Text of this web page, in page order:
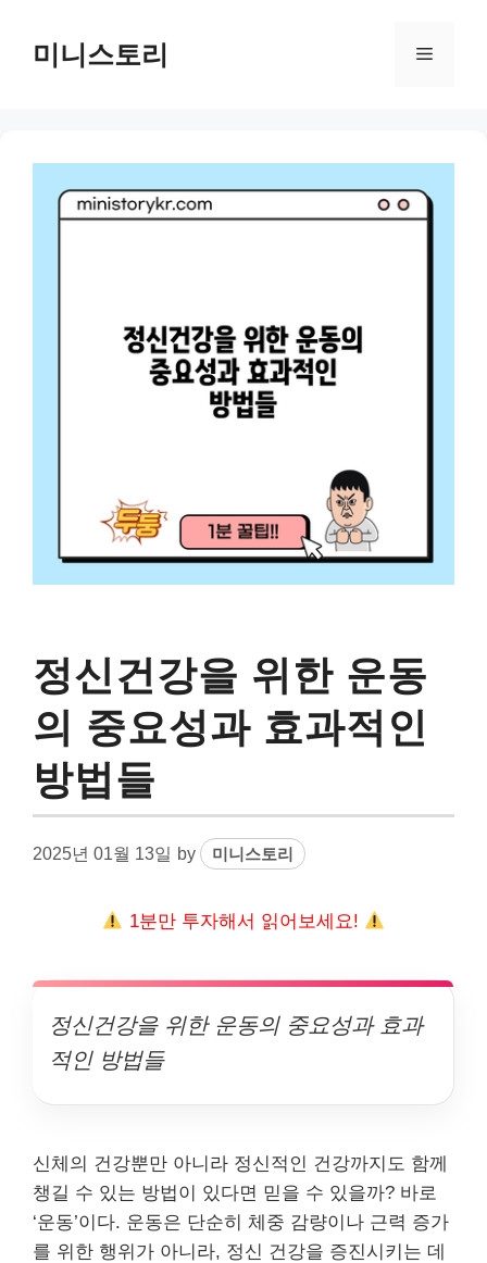
content미니스토리 Menu
정신건강을 위한 운동
의 중요성과 효과적인
방법들
2025년 01월 13일 by 미니스토리
1분만 투자해서 읽어보세요!
정신건강을 위한 운동의 중요성과 효과
적인 방법들
신체의 건강뿐만 아니라 정신적인 건강까지도 함께
챙길 수 있는 방법이 있다면 믿을 수 있을까? 바로
‘운동’이다. 운동은 단순히 체중 감량이나 근력 증가
를 위한 행위가 아니라, 정신 건강을 증진시키는 데